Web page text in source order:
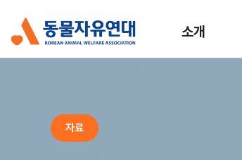
소개
자료